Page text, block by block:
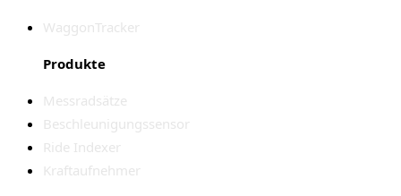
WaggonTracker
Produkte
Messradsätze
Beschleunigungssensor
Ride Indexer
Kraftaufnehmer